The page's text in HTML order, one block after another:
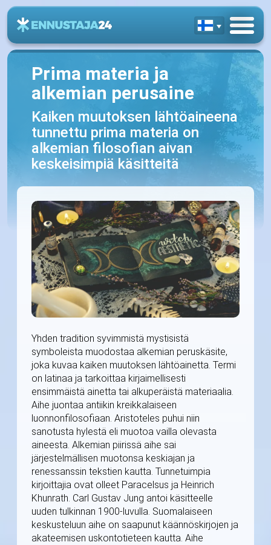
Prima materia ja
alkemian perusaine
Kaiken muutoksen lähtöaineena
tunnettu prima materia on
alkemian filosofian aivan
keskeisimpiä käsitteitä
Yhden tradition syvimmistä mystisistä
symboleista muodostaa alkemian peruskäsite,
joka kuvaa kaiken muutoksen lähtöainetta. Termi
on latinaa ja tarkoittaa kirjaimellisesti
ensimmäistä ainetta tai alkuperäistä materiaalia.
Aihe juontaa antiikin kreikkalaiseen
luonnonfilosofiaan. Aristoteles puhui niin
sanotusta hylestä eli muotoa vailla olevasta
aineesta. Alkemian piirissä aihe sai
järjestelmällisen muotonsa keskiajan ja
renessanssin tekstien kautta. Tunnetuimpia
kirjoittajia ovat olleet Paracelsus ja Heinrich
Khunrath. Carl Gustav Jung antoi käsitteelle
uuden tulkinnan 1900-luvulla. Suomalaiseen
keskusteluun aihe on saapunut käännöskirjojen ja
akateemisen uskontotieteen kautta. Aihe